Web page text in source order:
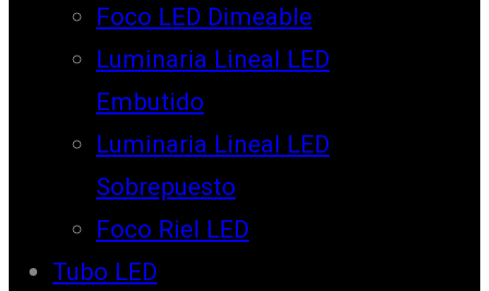
Foco LED Dimeable
Luminaria Lineal LED
Embutido
Luminaria Lineal LED
Sobrepuesto
Foco Riel LED
Tubo LED